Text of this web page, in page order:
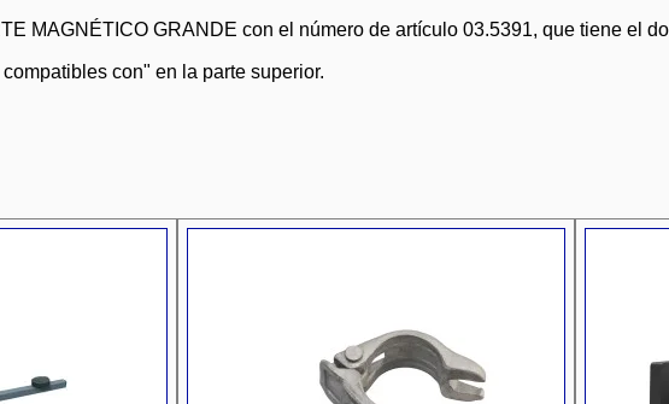
MAGNÉTICO GRANDE con el número de artículo 03.5391, que tiene el
con" en la parte superior.